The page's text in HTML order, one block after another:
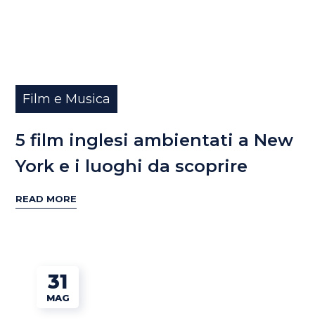
Film e Musica
5 film inglesi ambientati a New
York e i luoghi da scoprire
READ MORE
31
MAG